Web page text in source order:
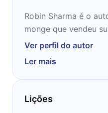
Robin Sharma é o
monge que vendeu
mais de 15 milhões
alto desempenho,
clube das 5 da
revolucionário de
Ver perfil do autor
Ler mais
Lições